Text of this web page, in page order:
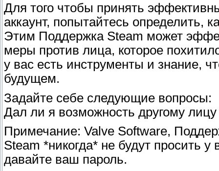
Для того чтобы принять
аккаунт, попытайтесь определить,
Этим Поддержка Steam может
меры против лица, которое
у вас есть инструменты и знание,
будущем.
Задайте себе следующие вопросы:
Дал ли я возможность другому
Примечание: Valve Software,
Steam *никогда* не будут просить
давайте ваш пароль.